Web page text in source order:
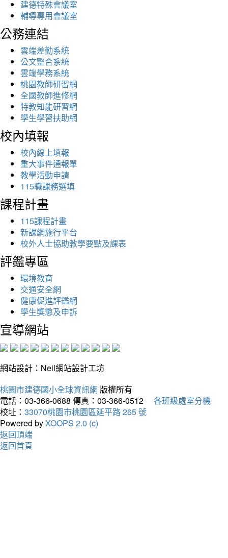
建德特殊會議室
輔導專用會議室
公務連結
雲端差勤系統
公文整合系統
雲端學務系統
桃園教師研習網
全國教師進修網
特教知能研習網
學生學習扶助網
校內填報
校內線上填報
重大事件通報單
教學活動申請
115職課務選填
課程計畫
115課程計畫
新課綱施行平台
校外人士協助教學要點及課表
評鑑專區
環境教育
交通安全網
健康促進評鑑網
學生獎懲及申訴
宣導網站
網站設計：Neil網站設計工坊
桃園市建德國小全球資訊網 版權所有
電話：03-366-0688 傳真：03-366-0512
各班級處室分機
校址： 33070桃園市桃園區延平路 265 號
Powered byXOOPS 2.0 (c)
返回頂端
返回首頁